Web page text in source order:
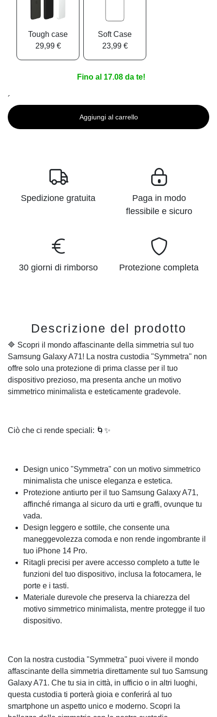
Tough case
29,99 €
Soft Case
23,99 €
Fino al 17.08 da te!
´
Aggiungi al carrello
Spedizione gratuita
Paga in modo
flessibile e sicuro
30 giorni di rimborso Protezione completa
Descrizione del prodotto
🔷 Scopri il mondo affascinante della simmetria sul tuo
Samsung Galaxy A71! La nostra custodia "Symmetra" non
offre solo una protezione di prima classe per il tuo
dispositivo prezioso, ma presenta anche un motivo
simmetrico minimalista e esteticamente gradevole.
Ciò che ci rende speciali: 🌀✨
Design unico "Symmetra" con un motivo simmetrico
minimalista che unisce eleganza e estetica.
Protezione antiurto per il tuo Samsung Galaxy A71,
affinché rimanga al sicuro da urti e graffi, ovunque tu
vada.
Design leggero e sottile, che consente una
maneggevolezza comoda e non rende ingombrante il
tuo iPhone 14 Pro.
Ritagli precisi per avere accesso completo a tutte le
funzioni del tuo dispositivo, inclusa la fotocamera, le
porte e i tasti.
Materiale durevole che preserva la chiarezza del
motivo simmetrico minimalista, mentre protegge il tuo
dispositivo.
Con la nostra custodia "Symmetra" puoi vivere il mondo
affascinante della simmetria direttamente sul tuo Samsung
Galaxy A71. Che tu sia in città, in ufficio o in altri luoghi,
questa custodia ti porterà gioia e conferirá al tuo
smartphone un aspetto unico e moderno. Scopri la